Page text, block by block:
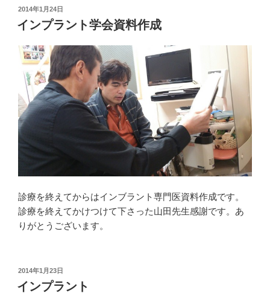
投
日:
2014年1月24日
インプラント学会資料作成
診療を終えてからはインブラント専門医資料作成です。
診療を終えてかけつけて下さった山田先生感謝です。あ
りがとうございます。
投
日:
2014年1月23日
インプラント